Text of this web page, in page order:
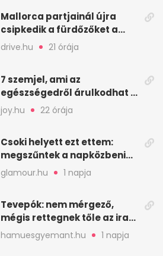
Mallorca partjainál újra
csipkedik a fürdőzőket a
halak a sekély vízben
drive.hu 21 órája
7 szemjel, ami az
egészségedről árulkodhat –
erre figyelj oda
joy.hu 22 órája
Csoki helyett ezt ettem:
megszűntek a napközbeni
nassolási rohamok
glamour.hu 1 napja
Tevepók: nem mérgező,
mégis rettegnek tőle az iraki
sivatagban
hamuesgyemant.hu 1 napja